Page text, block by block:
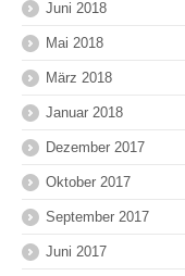
Juni 2018
Mai 2018
März 2018
Januar 2018
Dezember 2017
Oktober 2017
September 2017
Juni 2017